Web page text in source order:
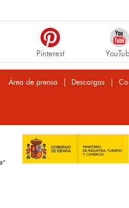
Pinterest
Área de prensa | Descargas|